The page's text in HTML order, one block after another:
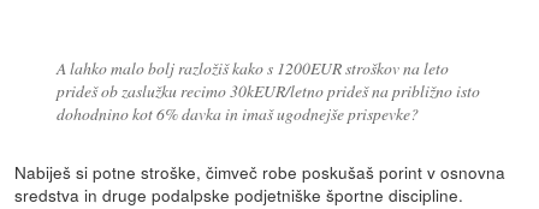
A lahko malo bolj razložiš kako s 1200EUR stroškov na leto
prideš ob zaslužku recimo 30kEUR/letno prideš na približno isto
dohodnino kot 6% davka in imaš ugodnejše prispevke?
Nabiješ si potne stroške, čimveč robe poskušaš porint v osnovna
sredstva in druge podalpske podjetniške športne discipline.